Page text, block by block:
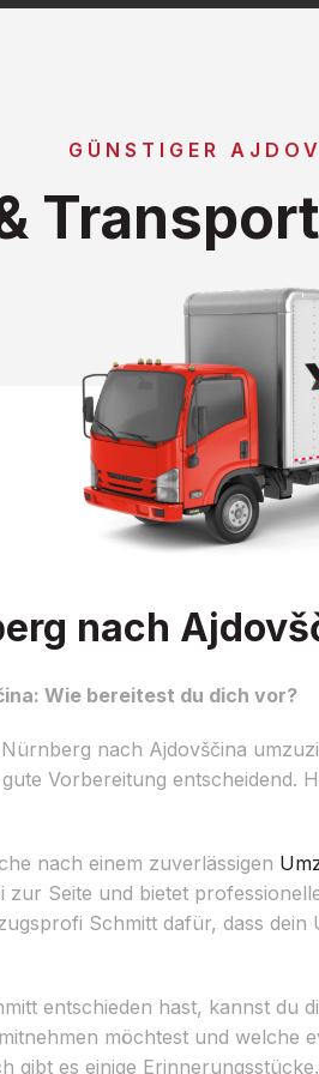
GÜNSTIGER
nach
Wie bereitest du dich vor?
nach Ajdovščina
Vorbereitung
nach einem zuverlässigen
Seite und bietet
Schmitt dafür, dass
entschieden hast, kannst du
möchtest und
gibt es einige